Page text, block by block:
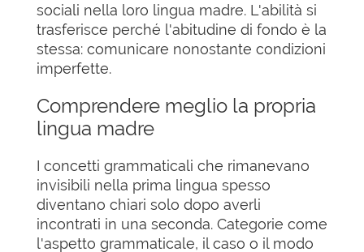
sociali nella loro lingua madre. L'abilità si
trasferisce perché l'abitudine di fondo è la
stessa: comunicare nonostante condizioni
imperfette.
Comprendere meglio la propria
lingua madre
I concetti grammaticali che rimanevano
invisibili nella prima lingua spesso
diventano chiari solo dopo averli
incontrati in una seconda. Categorie come
l'aspetto grammaticale, il caso o il modo